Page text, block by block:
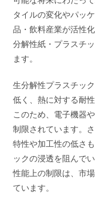
タイルの変化やパッ
品・飲料産業が活性
分解性紙・プラスチ
ます。
生分解性プラスチッ
低く、熱に対する耐
このため、電子機器
制限されています。
特性や加工性の低さ
ックの浸透を阻んで
性能上の制限は、市
ています。